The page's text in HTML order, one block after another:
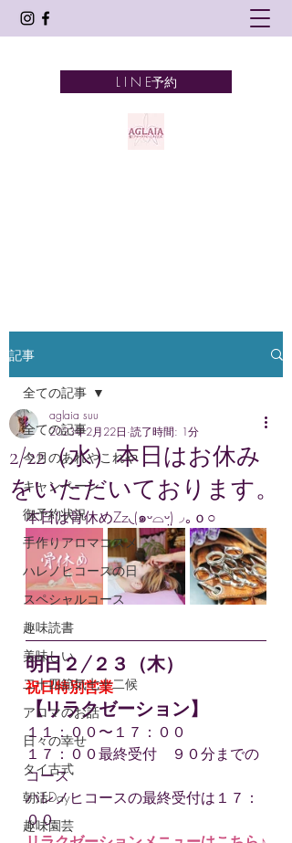
L I N E予約
記事
全ての記事
今月のあれやこれや
キャンペーン
御予約状況
手作りアロマコスメ
ハレノヒコースの日
スペシャルコース
趣味読書
美味しい
二十四節気七十二候
アロマのお話
日々の幸せ
タイ古式
朝活Day
趣味園芸
全ての記事
2/22（水）本日はお休み
をいただいております。
aglaia suu
2023年2月22日 読了時間: 1分
本日は骨休めZz◟(๑ᵕ⌓ᵕ̤)◞｡ｏ○
明日２/２３（木）
祝日特別営業
【リラクゼーション】
１１：００〜１７：００
１７：００最終受付　９０分までの
コース
ハレノヒコースの最終受付は１７：
００